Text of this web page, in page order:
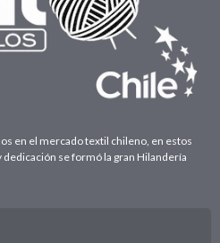
en el mercado textil chileno, en estos
se formó la gran Hilandería